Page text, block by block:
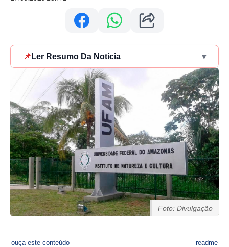
📌 Ler Resumo Da Notícia ▾
Foto: Divulgação
ouça este conteúdo readme